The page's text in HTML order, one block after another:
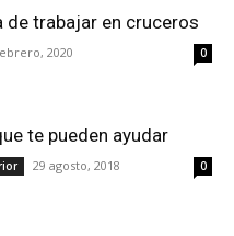
de trabajar en cruceros
2020 0
te pueden ayudar
29 agosto, 2018 0